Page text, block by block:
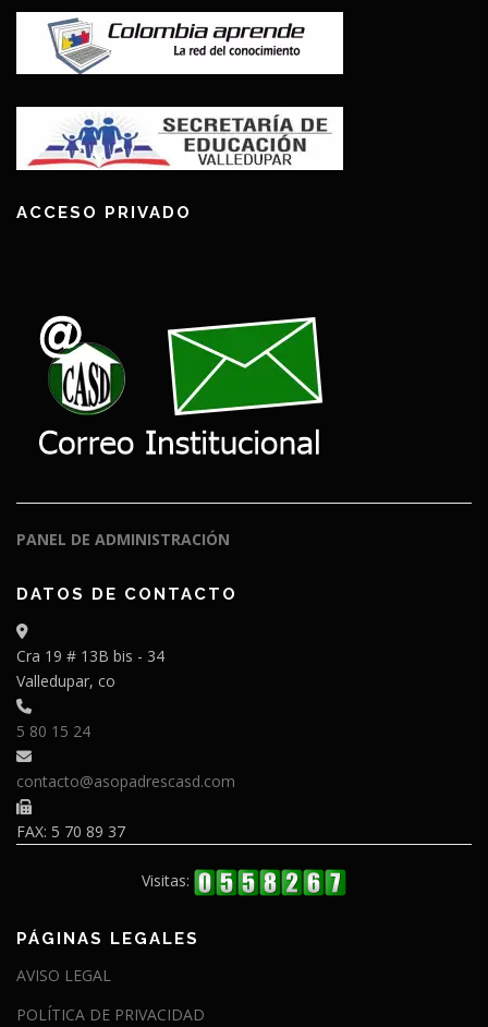
ACCESO PRIVADO
PANEL DE ADMINISTRACIÓN
DATOS DE CONTACTO
Cra 19 # 13B bis - 34
Valledupar, co
5 80 15 24
contacto@asopadrescasd.com
FAX: 5 70 89 37
Visitas:
PÁGINAS LEGALES
AVISO LEGAL
POLÍTICA DE PRIVACIDAD